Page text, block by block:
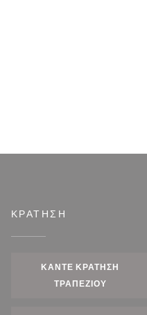
σε νέο παράθυρο))
ΚΡΆΤΗΣΗ
ΚΆΝΤΕ ΚΡΆΤΗΣΗ
ΤΡΑΠΕΖΙΟΎ